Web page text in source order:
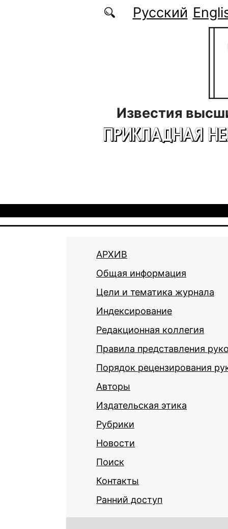
Перейти к основному содержаниюРусский
Известия
ПРИКЛАДНАЯ
АРХИВ
Общая информация
Цели и тематика журнала
Индексирование
Редакционная коллегия
Правила представления
Порядок рецензирования
Авторы
Издательская этика
Рубрики
Новости
Поиск
Контакты
Ранний доступ